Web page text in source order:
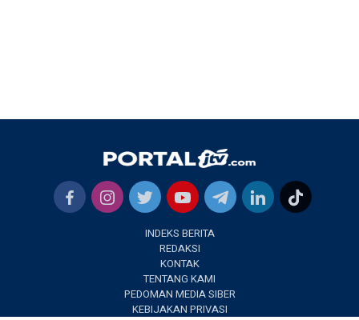
INDEKS BERITA
REDAKSI
KONTAK
TENTANG KAMI
PEDOMAN MEDIA SIBER
KEBIJAKAN PRIVASI